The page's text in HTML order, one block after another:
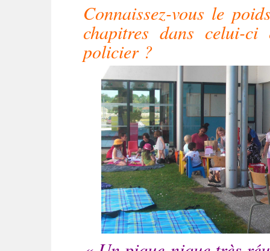
Connaissez-vous le
chapitres dans celui-
policier ?